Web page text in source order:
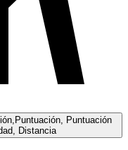
Puntuación
Distancia